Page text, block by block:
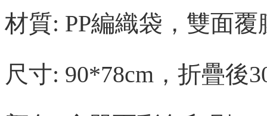
材質: PP編織袋，雙面覆
尺寸: 90*78cm，折疊後